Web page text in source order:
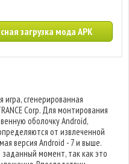
загрузка мода APK
игра, сгенерированная
Corp. Для монтирования
оболочку Android,
от извлеченной
версия Android - 7 и выше.
момент, так как это